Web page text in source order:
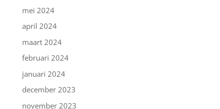
mei 2024
april 2024
maart 2024
februari 2024
januari 2024
december 2023
november 2023